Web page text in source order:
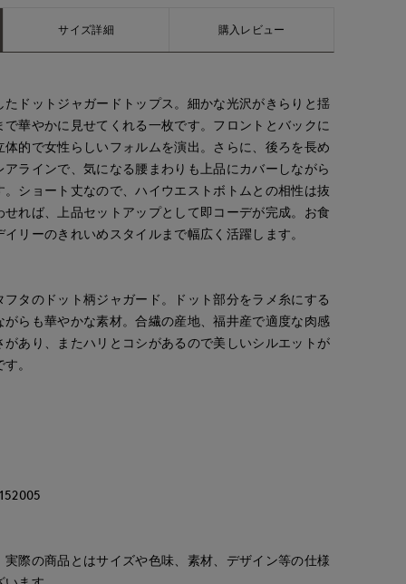
サイズ詳細 購入レビュー
たドットジャガードトップス。細かな光沢がきらりと揺
華やかに見せてくれる一枚です。フロントとバックに
体的で女性らしいフォルムを演出。さらに、後ろを長め
ラインで、気になる腰まわりも上品にカバーしながら
ショート丈なので、ハイウエストボトムとの相性は抜
れば、上品セットアップとして即コーデが完成。お食
リーのきれいめスタイルまで幅広く活躍します。
タのドット柄ジャガード。ドット部分をラメ糸にする
がらも華やかな素材。合繊の産地、福井産で適度な肉感
あり、またハリとコシがあるので美しいシルエットが
。
際の商品とはサイズや色味、素材、デザイン等の仕様